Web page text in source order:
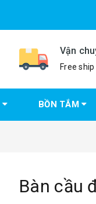
Vận
Free
BỒN TẮM
Bàn cầu